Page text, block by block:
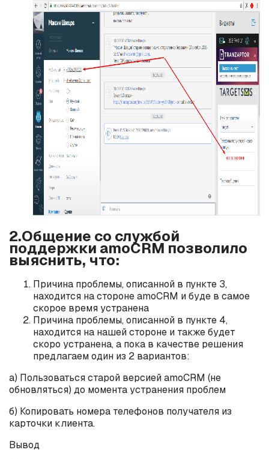
2.Общение со службой
поддержки amoCRM позволило
выяснить, что:
Причина проблемы, описанной в пункте 3,
находится на стороне amoCRM и буде в самое
скорое время устранена
Причина проблемы, описанной в пункте 4,
находится на нашей стороне и также будет
скоро устранена, а пока в качестве решения
предлагаем один из 2 вариантов:
а) Пользоваться старой версией amoCRM (не
обновляться) до момента устранения проблем
б) Копировать номера телефонов получателя из
карточки клиента.
Вывод